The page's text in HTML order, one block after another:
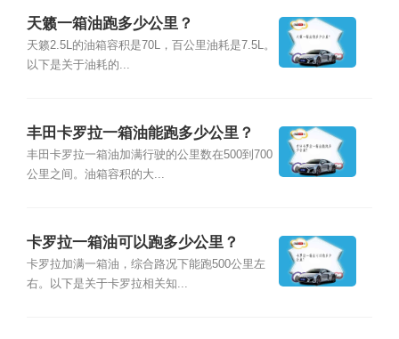
天籁一箱油跑多少公里？
天籁2.5L的油箱容积是70L，百公里油耗是7.5L。
以下是关于油耗的...
丰田卡罗拉一箱油能跑多少公里？
丰田卡罗拉一箱油加满行驶的公里数在500到700
公里之间。油箱容积的大...
卡罗拉一箱油可以跑多少公里？
卡罗拉加满一箱油，综合路况下能跑500公里左
右。以下是关于卡罗拉相关知...